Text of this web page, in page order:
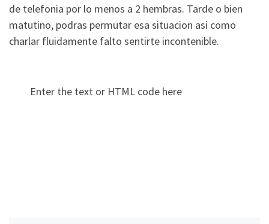
de telefonia por lo menos a 2 hembras. Tarde o bien
matutino, podras permutar esa situacion asi­ como
charlar fluidamente falto sentirte incontenible.
Enter the text or HTML code here